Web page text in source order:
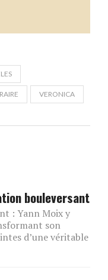
VERONICA
bouleversant
: Yann Moix y
son
d’une véritable